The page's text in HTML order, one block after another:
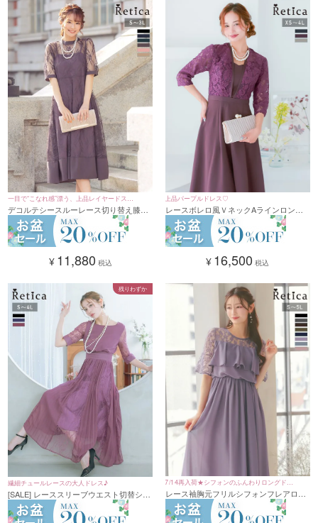
一目で“こなれ感”漂う、上品レイヤードスタ
イル♪
デコルテシースルーレース切り替え膝丈
ワンピースパーティードレス [パールネッ
クレス付き] (Sサイズ～3Lサイズ)
¥ 11,880 税込
上品パープルドレス♡
レースボレロ風ＶネックAラインロング
丈ワンピースドレス(XSサイズ～4Lサイ
ズ)
¥ 16,500 税込
繊細チュールレースの大人ドレス♪
[SALE] レーススリーブウエスト切替シフ
ォンドレープロングパーティードレス (S
サイズ～4Lサイズ)
残りわずか
7/14再入荷★シフォンのふんわりロングドレ
ス♪
レース袖胸元フリルシフォンフレアロン
グパーティードレス (Sサイズ～5Lサイ
ズ)